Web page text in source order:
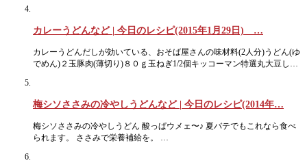
カレーうどんなど | 今日のレシピ(2015年1月29日) …
カレーうどんだしが効いている、おそば屋さんの味材料(2人分)うどん(ゆ
でめん)２玉豚肉(薄切り)８０ｇ玉ねぎ1/2個キッコーマン特選丸大豆し…
梅シソささみの冷やしうどんなど | 今日のレシピ(2014年…
梅シソささみの冷やしうどん 酸っぱウメェ〜♪ 夏バテでもこれなら食べ
られます。 ささみで栄養補給を。 …